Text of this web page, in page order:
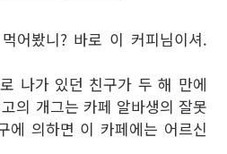
어봤니? 바로 이 커피님이셔.
나가 있던 친구가 두 해 만에
의 개그는 카페 알바생의 잘못
에 의하면 이 카페에는 어르신